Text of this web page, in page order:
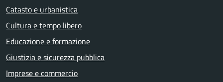
Catasto e urbanistica
Cultura e tempo libero
Educazione e formazione
Giustizia e sicurezza pubblica
Imprese e commercio